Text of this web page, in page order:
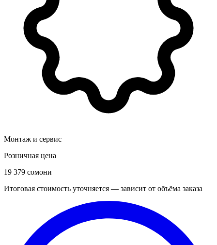
Монтаж и сервис
Розничная цена
19 379 сомони
Итоговая стоимость уточняется — зависит от объёма заказа